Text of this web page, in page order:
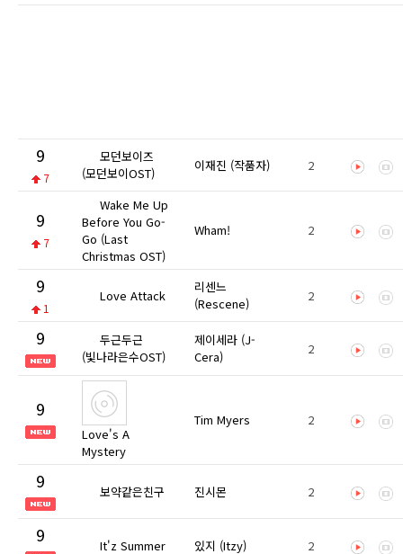
9
7
모던보이즈
(모던보이OST)
이재진 (작품자) 2
9
7
Wake Me Up
Before You Go-
Go (Last
Christmas OST)
Wham! 2
9
1
Love Attack
리센느
(Rescene)
2
9
두근두근
(빛나라은수OST)
제이세라 (J-
Cera)
2
9
Love's A
Mystery
Tim Myers 2
9 보약같은친구 진시몬 2
9 It'z Summer 있지 (Itzy) 2